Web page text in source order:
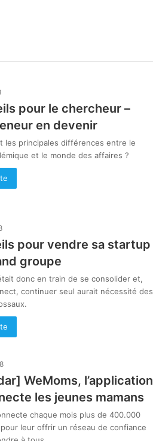
pour le chercheur –
en devenir
les principales différences entre le
et le monde des affaires ?
pour vendre sa startup
groupe
donc en train de se consolider et,
continuer seul aurait nécessité des
WeMoms, l’application
les jeunes mamans
chaque mois plus de 400.000
leur offrir un réseau de confiance